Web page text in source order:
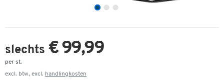
slechts € 99,99
per st.
excl. btw, excl. handlingkosten